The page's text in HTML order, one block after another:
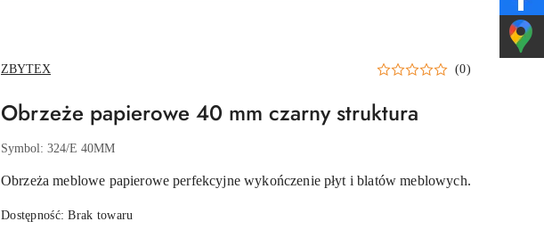
NAZWA
PRODUCENTA:
ZBYTEX (0)
Obrzeże papierowe 40 mm czarny struktura
Symbol: 324/E 40MM
Obrzeża meblowe papierowe perfekcyjne wykończenie płyt i blatów meblowych.
Dostępność:Brak towaru